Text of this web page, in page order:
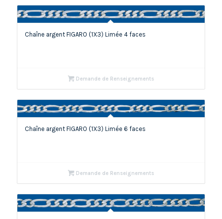
Chaîne argent FIGARO (1X3) Limée 4 faces
Demande de Renseignements
Chaîne argent FIGARO (1X3) Limée 6 faces
Demande de Renseignements